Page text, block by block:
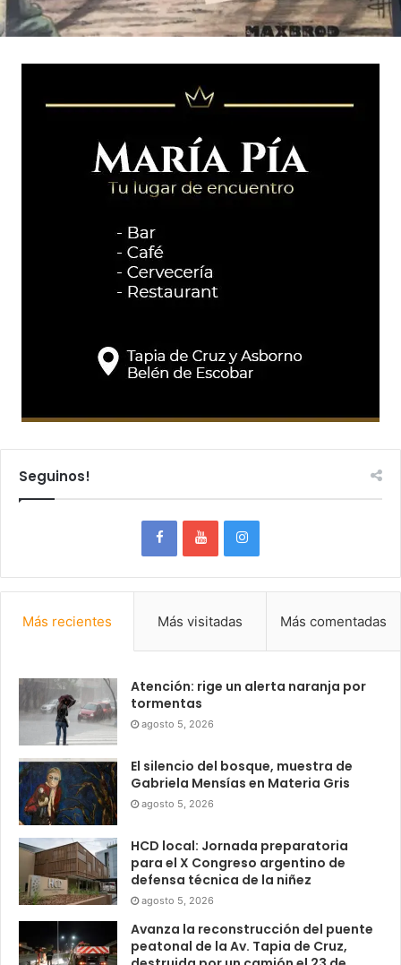
Seguinos!
Más recientes Más visitadas Más comentadas
Atención: rige un alerta naranja por
tormentas
agosto 5, 2026
El silencio del bosque, muestra de
Gabriela Mensías en Materia Gris
agosto 5, 2026
HCD local: Jornada preparatoria
para el X Congreso argentino de
defensa técnica de la niñez
agosto 5, 2026
Avanza la reconstrucción del puente
peatonal de la Av. Tapia de Cruz,